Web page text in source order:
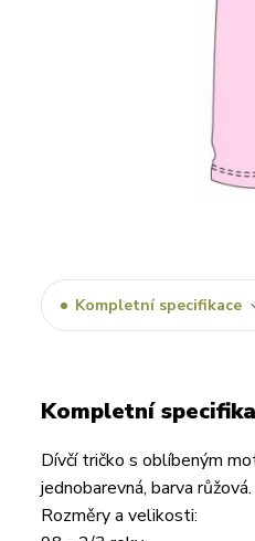
Kompletní specifikace
Kompletní
Dívčí tričko s oblíbeným
jednobarevná, barva růžová.
Rozměry a velikosti: